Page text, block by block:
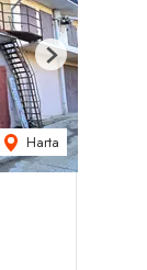
Harta
Next